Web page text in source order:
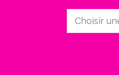
Formations
par